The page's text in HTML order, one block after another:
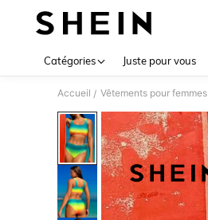
Catégories Juste pour vous
Accueil / Vêtements pour femmes